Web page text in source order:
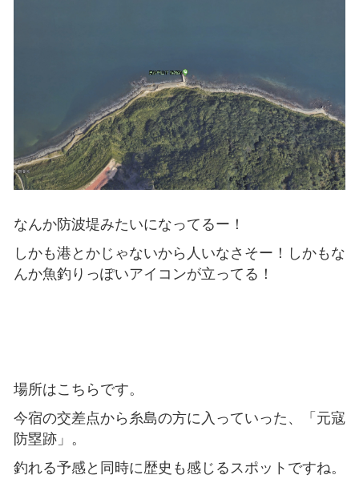
なんか防波堤みたいになってるー！
しかも港とかじゃないから人いなさそー！しかもな
んか魚釣りっぽいアイコンが立ってる！
場所はこちらです。
今宿の交差点から糸島の方に入っていった、「元寇
防塁跡」。
釣れる予感と同時に歴史も感じるスポットですね。